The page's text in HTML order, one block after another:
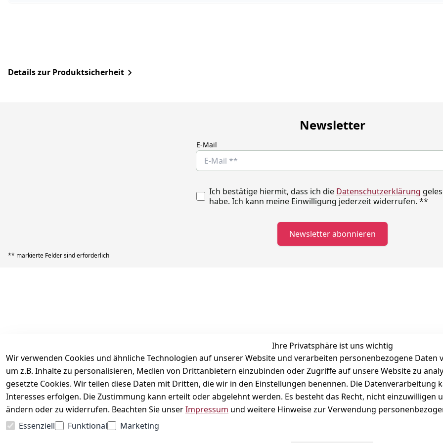
Details zur Produktsicherheit
Newsletter
E-Mail
Ich bestätige hiermit, dass ich die Datenschutzerklärung
habe. Ich kann meine Einwilligung jederzeit widerrufen. **
Newsletter abonnieren
** markierte Felder sind erforderlich
Ihre Privatsphäre ist uns wichtig
Wir verwenden Cookies und ähnliche Technologien auf unserer Website und verarbeiten personenbezogene Daten
um z.B. Inhalte zu personalisieren, Medien von Drittanbietern einzubinden oder Zugriffe auf unsere Website zu
gesetzte Cookies. Wir teilen diese Daten mit Dritten, die wir in den Einstellungen benennen. Die
Interesses erfolgen. Die Zustimmung kann erteilt oder abgelehnt werden. Es besteht das Recht, nicht einzuwilligen
ändern oder zu widerrufen. Beachten Sie unserImpressum und weitere Hinweise zur Verwendung
Essenziell
Funktional
Marketing
Widerrufsrecht
Versand & Zahlung
Kontakt
Vertrag widerrufen
Mo-Fr: 10:00 - 16:00 Uhr
Schnackenburgallee 120
22525 Hamburg
Kontaktformular